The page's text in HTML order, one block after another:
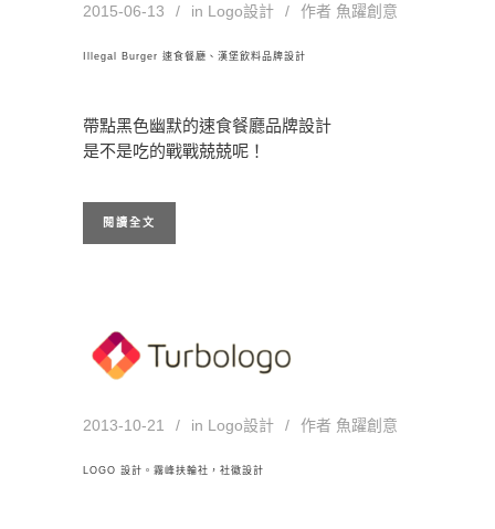
2015-06-13 in Logo設計 作者 魚躍創意
Illegal Burger 速食餐廳、漢堡飲料品牌設計
帶點黑色幽默的速食餐廳品牌設計
是不是吃的戰戰兢兢呢！
閱讀全文
2013-10-21 in Logo設計 作者 魚躍創意
LOGO 設計。霧峰扶輪社，社徽設計